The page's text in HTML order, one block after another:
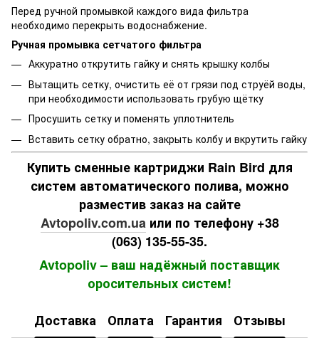
Перед ручной промывкой каждого вида фильтра
необходимо перекрыть водоснабжение.
Ручная промывка сетчатого фильтра
Аккуратно открутить гайку и снять крышку колбы
Вытащить сетку, очистить её от грязи под струёй воды,
при необходимости использовать грубую щётку
Просушить сетку и поменять уплотнитель
Вставить сетку обратно, закрыть колбу и вкрутить гайку
Купить сменные картриджи Rain Bird для
систем автоматического полива, можно
разместив заказ на сайте
Avtopoliv.com.uaили по телефону +38
(063) 135-55-35.
Avtopoliv – ваш надёжный поставщик
оросительных систем!
Доставка Оплата Гарантия Отзывы